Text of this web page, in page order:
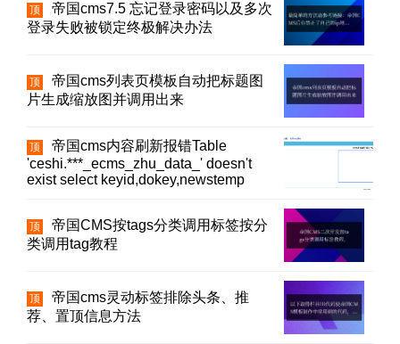
顶
帝国cms7.5 忘记登录密码以及多次
登录失败被锁定终极解决办法
顶
帝国cms列表页模板自动把标题图
片生成缩放图并调用出来
顶
帝国cms内容刷新报错Table
'ceshi.***_ecms_zhu_data_' doesn't
exist select keyid,dokey,newstemp
顶
帝国CMS按tags分类调用标签按分
类调用tag教程
顶
帝国cms灵动标签排除头条、推
荐、置顶信息方法